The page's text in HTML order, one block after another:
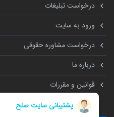
درخواست تبلیغات
ورود به سایت
درخواست مشاوره حقوقی
درباره ما
قوانین و مقررات